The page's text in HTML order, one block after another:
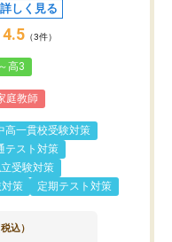
詳しく見る
4.5 （3件）
高3
庭教師
高一貫校受験対策
テスト対策
受験対策
策
定期テスト対策
税込）